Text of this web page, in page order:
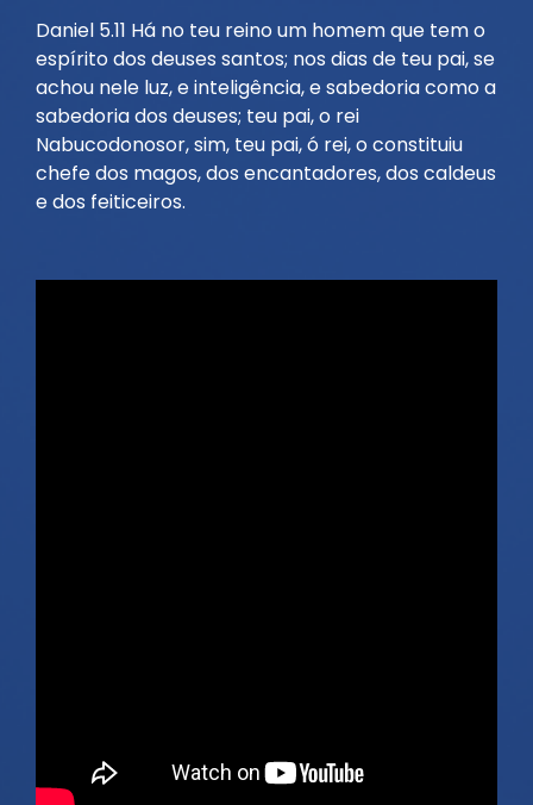
Daniel 5.11 Há no teu reino um homem que tem o
espírito dos deuses santos; nos dias de teu pai, se
achou nele luz, e inteligência, e sabedoria como a
sabedoria dos deuses; teu pai, o rei
Nabucodonosor, sim, teu pai, ó rei, o constituiu
chefe dos magos, dos encantadores, dos caldeus
e dos feiticeiros.